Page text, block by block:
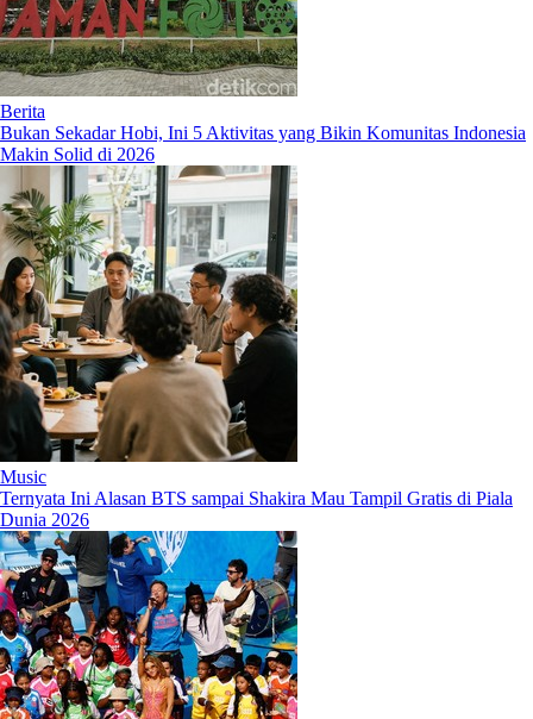
Berita
Bukan Sekadar Hobi, Ini 5 Aktivitas yang Bikin Komunitas Indonesia
Makin Solid di 2026
Music
Ternyata Ini Alasan BTS sampai Shakira Mau Tampil Gratis di Piala
Dunia 2026